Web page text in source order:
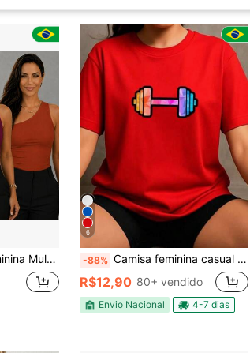
Blogueira, Básica, Estilo e Conforto
6
-88% Camisa feminina casual academica confortével modelo verão 100% algodão manga curta e gola redonda
R$12,90 80+ vendido
Envio Nacional 4-7 dias